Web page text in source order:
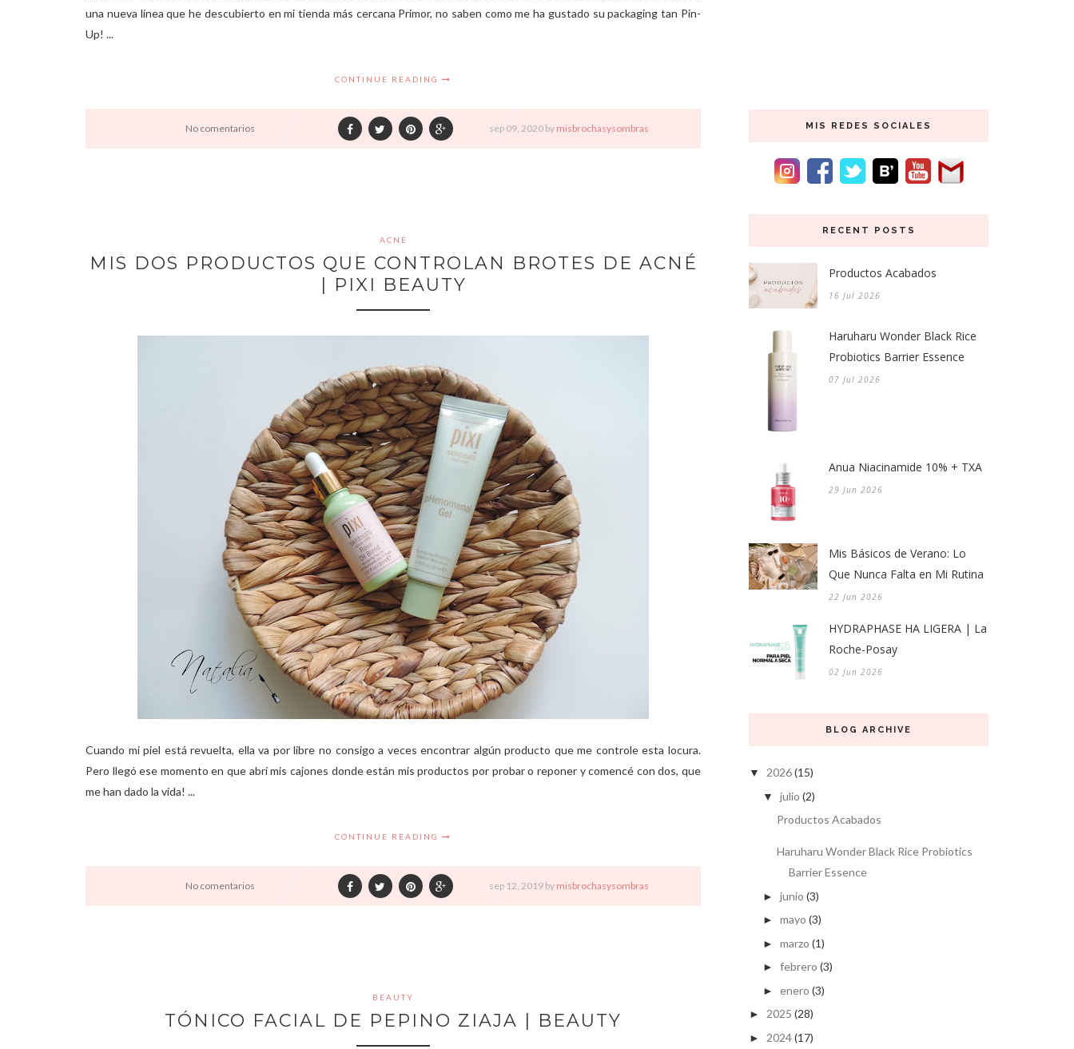
una nueva línea que he descubierto en mi tienda más cercana Primor, no saben como me ha gustado su packaging tan Pin-
Up! ...
CONTINUE READING
No comentarios sep 09, 2020 by misbrochasysombras
ACNÉ
MIS DOS PRODUCTOS QUE CONTROLAN BROTES DE ACNÉ
| PIXI BEAUTY
Cuando mi piel está revuelta, ella va por libre no consigo a veces encontrar algún producto que me controle esta locura.
Pero llegó ese momento en que abrí mis cajones donde están mis productos por probar o reponer y comencé con dos, que
me han dado la vida! ...
CONTINUE READING
No comentarios sep 12, 2019 by misbrochasysombras
BEAUTY
TÓNICO FACIAL DE PEPINO ZIAJA | BEAUTY
MIS REDES SOCIALES
RECENT POSTS
Productos Acabados
16 Jul 2026
Haruharu Wonder Black Rice
Probiotics Barrier Essence
07 Jul 2026
Anua Niacinamide 10% + TXA
29 Jun 2026
Mis Básicos de Verano: Lo
Que Nunca Falta en Mi Rutina
22 Jun 2026
HYDRAPHASE HA LIGERA | La
Roche-Posay
02 Jun 2026
BLOG ARCHIVE
▼ 2026(15)
▼ julio (2)
Productos Acabados
Haruharu Wonder Black Rice Probiotics
Barrier Essence
► junio (3)
► mayo (3)
► marzo (1)
► febrero (3)
► enero (3)
► 2025 (28)
► 2024(17)